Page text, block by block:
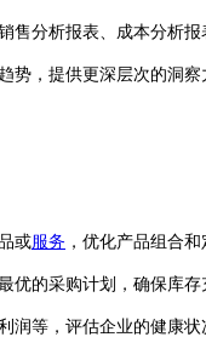
分析报表、成本分析
，提供更深层次的洞察
或服务 ，优化产品组合
优的采购计划，确保库存
等，评估企业的健康状